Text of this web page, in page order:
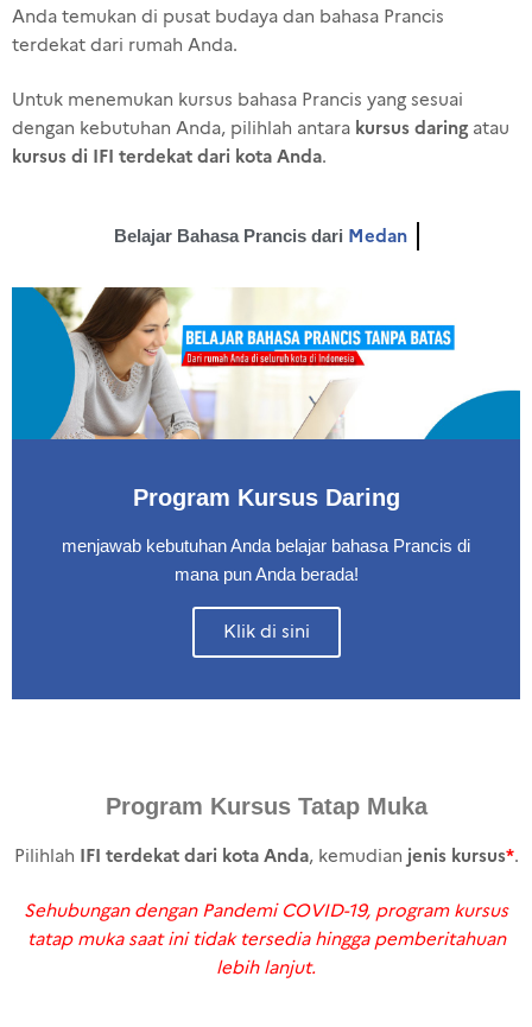
Anda temukan di pusat budaya dan bahasa Prancis
terdekat dari rumah Anda.
Untuk menemukan kursus bahasa Prancis yang sesuai
dengan kebutuhan Anda, pilihlah antara kursus daring atau
kursus di IFI terdekat dari kota Anda.
Belajar Bahasa Prancis dari Medan
Program Kursus Daring
menjawab kebutuhan Anda belajar bahasa Prancis di
mana pun Anda berada!
Klik di sini
Program Kursus Tatap Muka
Pilihlah IFI terdekat dari kota Anda, kemudian jenis kursus*.
Sehubungan dengan Pandemi COVID-19, program kursus
tatap muka saat ini tidak tersedia hingga pemberitahuan
lebih lanjut.